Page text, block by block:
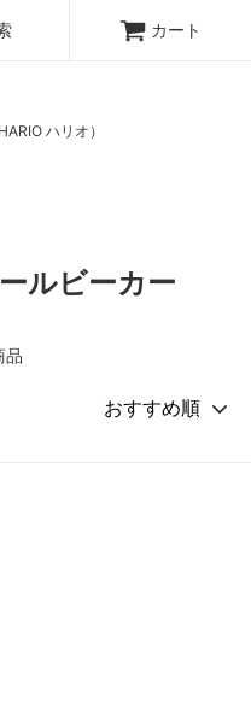
カート
ハリオ）
ルビーカー
品